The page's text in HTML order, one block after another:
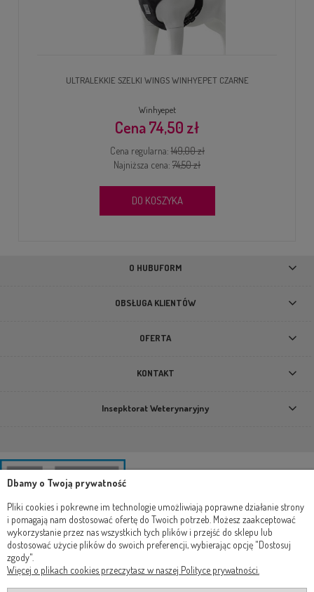
ULTRALEKKIE SZELKI WINGS WINHYEPET CZARNE
Winhyepet
74,50 zł
Cena regularna:149,00 zł
Najniższa cena: 74,50 zł
DO KOSZYKA
O HUBUFORM
OBSŁUGA KLIENTÓW
OFERTA
KONTAKT
Insepktorat Weterynaryjny
Dbamy o Twoją prywatność
Pliki cookies i pokrewne im technologie umożliwiają poprawne działanie strony
i pomagają nam dostosować ofertę do Twoich potrzeb. Możesz zaakceptować
wykorzystanie przez nas wszystkich tych plików i przejść do sklepu lub
dostosować użycie plików do swoich preferencji, wybierając opcję "Dostosuj
zgody".
Więcej o plikach cookies przeczytasz w naszej Polityce prywatności.